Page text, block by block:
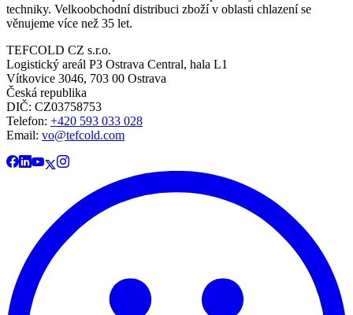
techniky. Velkoobchodní distribuci zboží v oblasti chlazení se
věnujeme více než 35 let.
TEFCOLD CZ s.r.o.
Logistický areál P3 Ostrava Central, hala L1
Vítkovice 3046, 703 00 Ostrava
Česká republika
DIČ: CZ03758753​​​​​​
Telefon: +420 593 033 028
Email: vo@tefcold.com